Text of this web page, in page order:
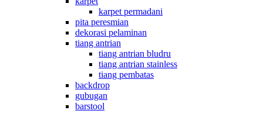
karpet permadani
pita peresmian
dekorasi pelaminan
tiang antrian
tiang antrian bludru
tiang antrian stainless
tiang pembatas
backdrop
gubugan
barstool